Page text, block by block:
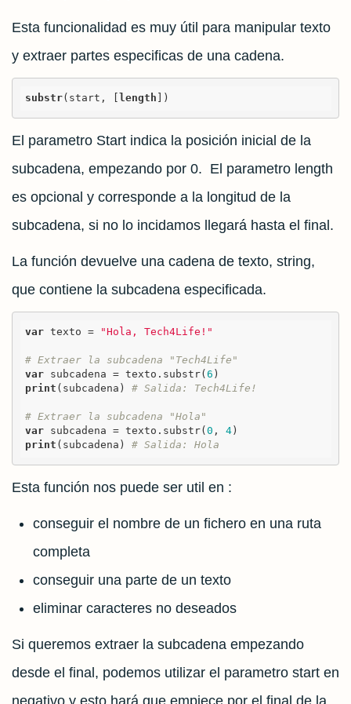
Esta funcionalidad es muy útil para manipular texto
y extraer partes especificas de una cadena.
substr(start, [ length ])
El parametro Start indica la posición inicial de la
subcadena, empezando por 0. El parametro length
es opcional y corresponde a la longitud de la
subcadena, si no lo incidamos llegará hasta el final.
La función devuelve una cadena de texto, string,
que contiene la subcadena especificada.
var texto = "Hola, Tech4Life!"
# Extraer la subcadena "Tech4Life"
var subcadena = texto.substr( 6
print (subcadena) # Salida: Tech4Life!
# Extraer la subcadena "Hola"
var subcadena = texto.substr( 0 , 4
print (subcadena) # Salida: Hola
Esta función nos puede ser util en :
conseguir el nombre de un fichero en una ruta
completa
conseguir una parte de un texto
eliminar caracteres no deseados
Si queremos extraer la subcadena empezando
desde el final, podemos utilizar el parametro start en
negativo y esto hará que empiece por el final de la